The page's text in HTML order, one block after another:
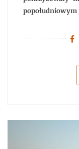
popołudniowym